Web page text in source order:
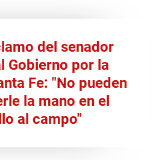
del senador
Gobierno por la
Fe: "No pueden
la mano en el
al campo"